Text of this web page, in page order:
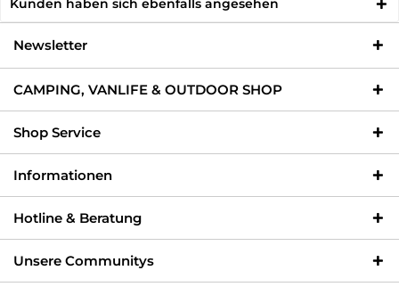
Kunden haben sich ebenfalls angesehen
Newsletter
CAMPING, VANLIFE & OUTDOOR SHOP
Shop Service
Informationen
Hotline & Beratung
Unsere Communitys